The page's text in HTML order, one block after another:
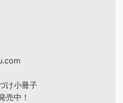
け小冊子
売中！